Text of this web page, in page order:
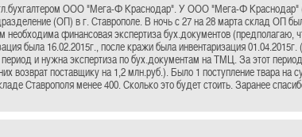
ООО "Мега-Ф Краснодар". У ООО "Мега-Ф Краснодар"
(ОП) в г. Ставрополе. В ночь с 27 на 28 марта склад ОП
необходима финансовая экспертиза бух.документов (предполагаю,
была 16.02.2015г., после кражи была инвентаризация 01.04.2015г.
и нужна экспертиза по бух.документам на ТМЦ. За этот
возврат поставщику на 1,2 млн.руб.). Было 1 поступление твара на
Ставрополя менее 400. Сколько это будет стоить. Заранее